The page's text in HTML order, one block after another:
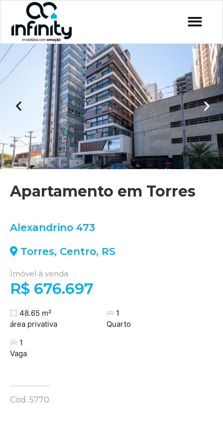
Apartamento em Torres
Alexandrino 473
Torres, Centro, RS
Imóvel à venda
R$ 676.697
48.65 m²
área privativa
1
Quarto
1
Vaga
Cod. 5770